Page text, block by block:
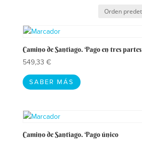
Camino de Santiago. Pago en tres partes
549,33 €
SABER MÁS
Camino de Santiago. Pago único